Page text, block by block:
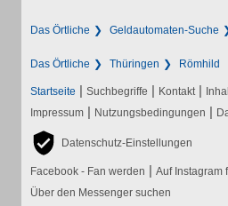
Das Örtliche Geldautomaten-Suche
Das Örtliche Thüringen Römhild
Startseite | Suchbegriffe | Kontakt |
Impressum | Nutzungsbedingungen |
Datenschutz-Einstellungen
Facebook - Fan werden | Auf Instagram
Über den Messenger suchen